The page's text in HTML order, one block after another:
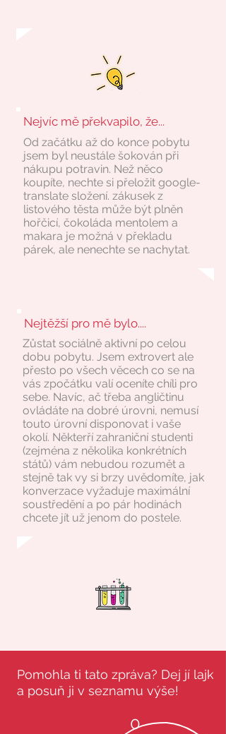
Nejvíc mě překvapilo, že...
Od začátku až do konce pobytu
jsem byl neustále šokován při
nákupu potravin. Než něco
koupíte, nechte si přeložit google-
translate složení. zákusek z
listového těsta může být plněn
hořčicí, čokoláda mentolem a
makara je možná v překladu
párek, ale nenechte se nachytat.
Nejtěžší pro mě bylo....
Zůstat sociálně aktivní po celou
dobu pobytu. Jsem extrovert ale
přesto po všech věcech co se na
vás zpočátku valí oceníte chíli pro
sebe. Navíc, ač třeba angličtinu
ovládáte na dobré úrovni, nemusí
touto úrovní disponovat i vaše
okolí. Některří zahraniční studenti
(zejména z několika konkrétních
států) vám nebudou rozumět a
stejně tak vy si brzy uvědomíte, jak
konverzace vyžaduje maximální
soustředění a po pár hodinách
chcete jít už jenom do postele.
Pomohla ti tato zpráva? Dej jí lajk
a posuň ji v seznamu výše!
0